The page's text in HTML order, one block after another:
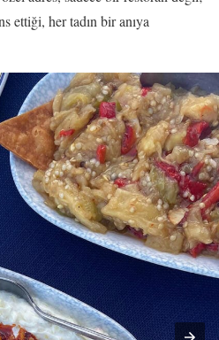
ettiği, her tadın bir anıya